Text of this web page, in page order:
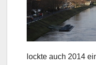
lockte auch 2014